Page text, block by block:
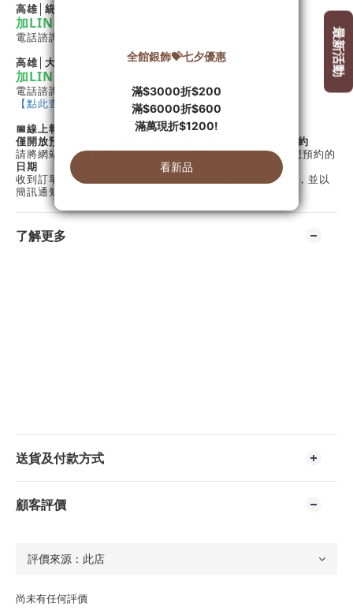
高雄│統一時代百貨3
加LINE預約:
電話諮詢：07-8230664
高雄│大遠百
加LINE預約:
電話諮詢：07-3333364
【點此查看教室詳細地址＆地圖】
📅線上報名
僅開放預約3個工作日以後的上課日期，3日內請加LINE預約
請將網站中的課程放入購物車結帳，並在訂單備註欄填入想預約的
日期
收到訂單後，將由所屬教室於1-2日確認該時段是否能上課，並以
簡訊通知您
了解更多
送貨及付款方式
顧客評價
尚未有任何評價